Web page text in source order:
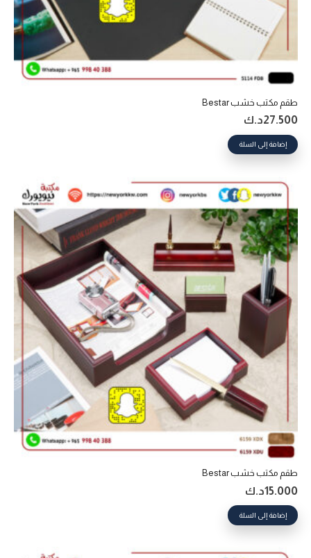
طقم مكتب خشب Bestar
27.500د.ك
إضافة إلى السلة
طقم مكتب خشب Bestar
15.000د.ك
إضافة إلى السلة